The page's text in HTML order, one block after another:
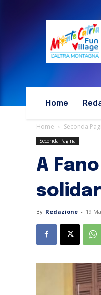
Home
Home Seconda
Seconda Pagina
A
By Redazione - 19